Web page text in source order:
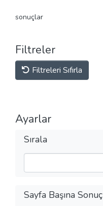
sonuçlar
Filtreler
Filtreleri Sıfırla
Ayarlar
Sırala
Sayfa Başına Sonuç